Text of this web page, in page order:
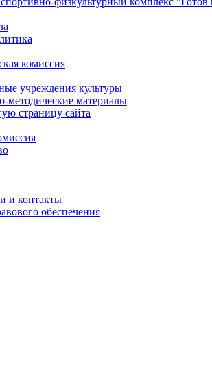
комиссия
учреждения культуры
материалы
страницу сайта
и контакты
обеспечения